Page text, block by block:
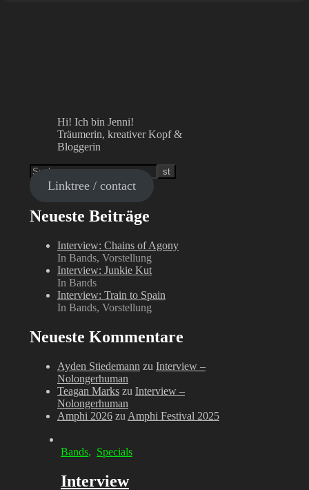
Hi! Ich bin Jenni!
Träumerin, kreativer Kopf &
Bloggerin
Linktree / contact
Neueste Beiträge
Interview: Chains of Agony
In Bands, Vorstellung
Interview: Junkie Kut
In Bands
Interview: Train to Spain
In Bands, Vorstellung
Neueste Kommentare
Ayden Stiedemann zu Interview –
Nolongerhuman
Teagan Marks zu Interview –
Nolongerhuman
Amphi 2026 zu Amphi Festival 2025
Bands, Specials
Interview